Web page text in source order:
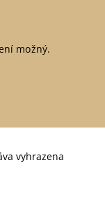
možný.
vyhrazena